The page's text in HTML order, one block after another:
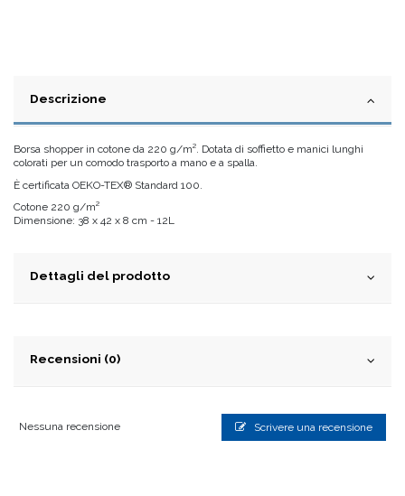
Descrizione
Borsa shopper in cotone da 220 g/m². Dotata di soffietto e manici lunghi
colorati per un comodo trasporto a mano e a spalla.
È certificata OEKO-TEX® Standard 100.
Cotone 220 g/m²
Dimensione: 38 x 42 x 8 cm - 12L
Dettagli del prodotto
Recensioni (0)
Nessuna recensione Scrivere una recensione